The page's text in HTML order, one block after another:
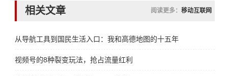
相关文章 阅读更多： 移动互联网
从导航工具到国民生活入口：我和高德地图的十五年
视频号的8种裂变玩法，抢占流量红利